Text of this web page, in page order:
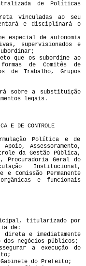
de Políticas
vinculadas ao seu
e disciplinará o
especial de autonomia
supervisionados e
que os subordine ao
de Comitês de
de Trabalho, Grupos
sobre a substituição
legais.
E DE CONTROLE
Política e de
Assessoramento,
da Gestão Pública,
Procuradoria Geral do
Institucional,
e Comissão Permanente
e funcionais
titularizado por
de:
e imediatamente
negócios públicos;
a execução do
do Prefeito;